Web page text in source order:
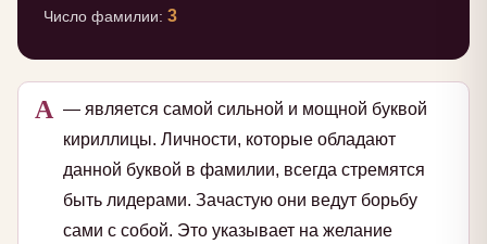
Число фамилии: 3
А — является самой сильной и мощной буквой
кириллицы. Личности, которые обладают
данной буквой в фамилии, всегда стремятся
быть лидерами. Зачастую они ведут борьбу
сами с собой. Это указывает на желание